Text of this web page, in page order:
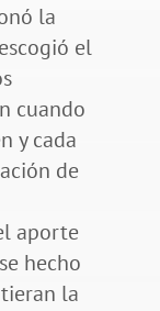
la
el
cuando
y cada
de
aporte
hecho
la